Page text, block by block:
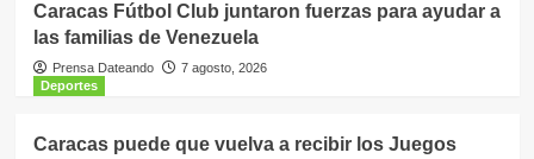
Caracas Fútbol Club juntaron fuerzas para ayudar a
las familias de Venezuela
Prensa Dateando
7 agosto, 2026
Deportes
Caracas puede que vuelva a recibir los Juegos